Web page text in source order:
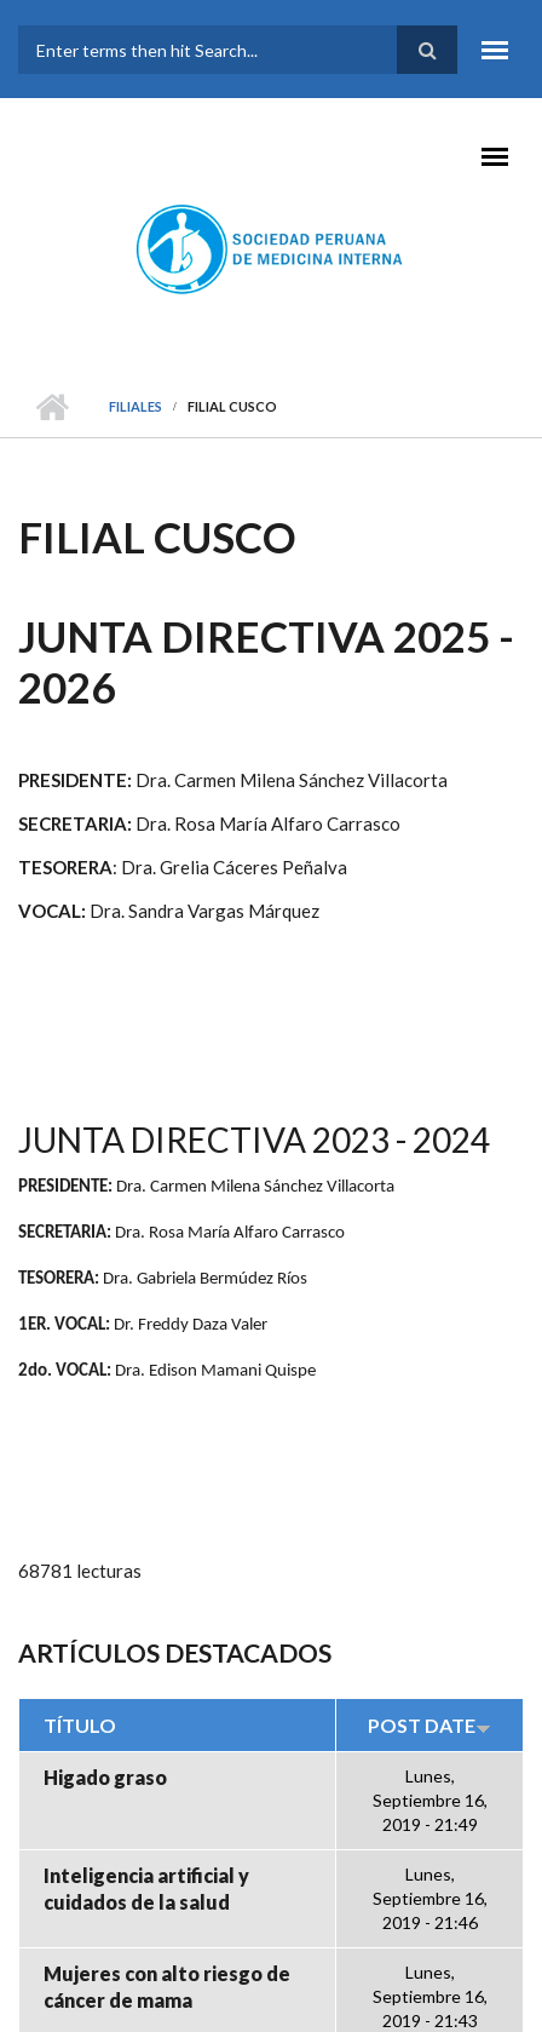
FORMULARIO DE
BÚSQUEDA
FILIALES FILIAL CUSCO
FILIAL CUSCO
JUNTA DIRECTIVA 2025 -
2026
PRESIDENTE: Dra. Carmen Milena Sánchez Villacorta
SECRETARIA: Dra. Rosa María Alfaro Carrasco
TESORERA: Dra. Grelia Cáceres Peñalva
VOCAL: Dra. Sandra Vargas Márquez
JUNTA DIRECTIVA 2023 - 2024
PRESIDENTE: Dra. Carmen Milena Sánchez Villacorta
SECRETARIA: Dra. Rosa María Alfaro Carrasco
TESORERA: Dra. Gabriela Bermúdez Ríos
1ER. VOCAL: Dr. Freddy Daza Valer
2do. VOCAL: Dra. Edison Mamani Quispe
68781 lecturas
ARTÍCULOS DESTACADOS
TÍTULO POST DATE
Higado graso
Lunes,
Septiembre 16,
2019 - 21:49
Inteligencia artificial y
cuidados de la salud
Lunes,
Septiembre 16,
2019 - 21:46
Mujeres con alto riesgo de
cáncer de mama
Lunes,
Septiembre 16,
2019 - 21:43